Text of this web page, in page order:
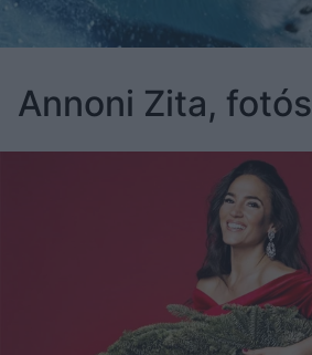
Annoni Zita, fotós